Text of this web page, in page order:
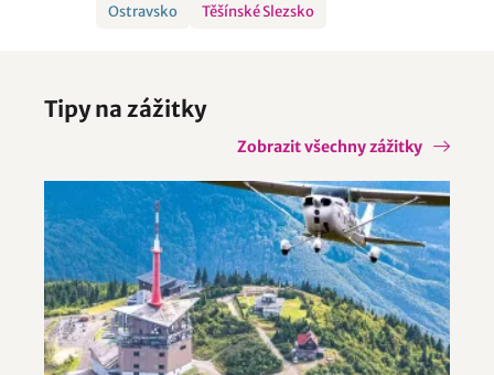
Ostravsko
Těšínské Slezsko
Tipy na zážitky
Zobrazit všechny zážitky